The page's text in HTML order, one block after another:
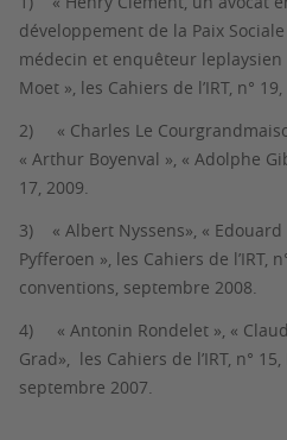
développement de la Paix
médecin et enquêteur leplaysien
Moet », les Cahiers de l’IRT, n°
2)
« Charles Le
« Arthur Boyenval », « Adolphe
17, 2009.
3) « Albert Nyssens», « Edouard
Pyfferoen », les Cahiers de l’IRT,
conventions, septembre 2008.
4)
« Antonin Rondelet », «
Grad», les Cahiers de l’IRT, n° 15,
septembre 2007.